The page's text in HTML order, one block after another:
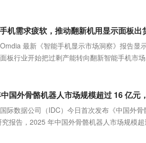
机需求疲软，推动翻新机用显示面板出
最新《智能手机显示市场洞察》报告显
板行业开始把过剩产能转向翻新智能手机市
际数据公司（IDC）今日首次发布《中国外骨
报告，2025 年中国外骨骼机器人市场规模超